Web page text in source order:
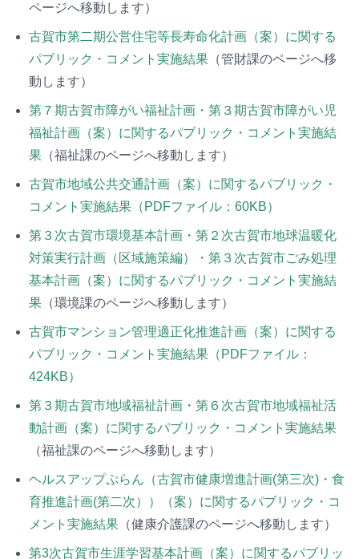
ページへ移動します）
古賀市第二期公営住宅等長寿命化計画（案）に関する
パブリック・コメント実施結果 （管財課のページへ移
動します）
第７期古賀市障がい福祉計画・第３期古賀市障がい児
福祉計画（案）に関するパブリック・コメント実施結
果 （福祉課のページへ移動します）
古賀市地域公共交通計画（案）に関するパブリック・
コメント実施結果（PDFファイル：60KB）
第３次古賀市環境基本計画・第２次古賀市地球温暖化
対策実行計画（区域施策編）・第３次古賀市ごみ処理
基本計画（案）に関するパブリック・コメント実施結
果 （環境課のページへ移動します）
古賀市マンション管理適正化推進計画（案）に関する
パブリック・コメント実施結果（PDFファイル：
424KB）
第３期古賀市地域福祉計画・第６次古賀市地域福祉活
動計画（案）に関するパブリック・コメント実施結果
（福祉課のページへ移動します）
ヘルスアップぷらん（古賀市健康増進計画(第三次)・食
育推進計画(第二次））（案）に関するパブリック・コ
メント実施結果 （健康介護課のページへ移動します）
第3次古賀市生涯学習基本計画（案）に関するパブリッ